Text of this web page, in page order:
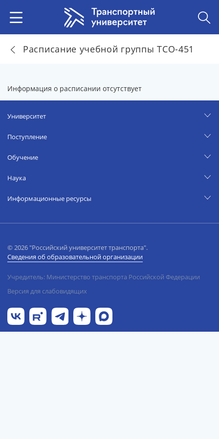
Расписание учебной группы ТСО-451
Информация о расписании отсутствует
Университет
Поступление
Обучение
Наука
Информационные ресурсы
© 2026 "Российский университет транспорта".
Сведения об образовательной организации
Учредитель: Министерство транспорта Российской Федерации
Версия для слабовидящих